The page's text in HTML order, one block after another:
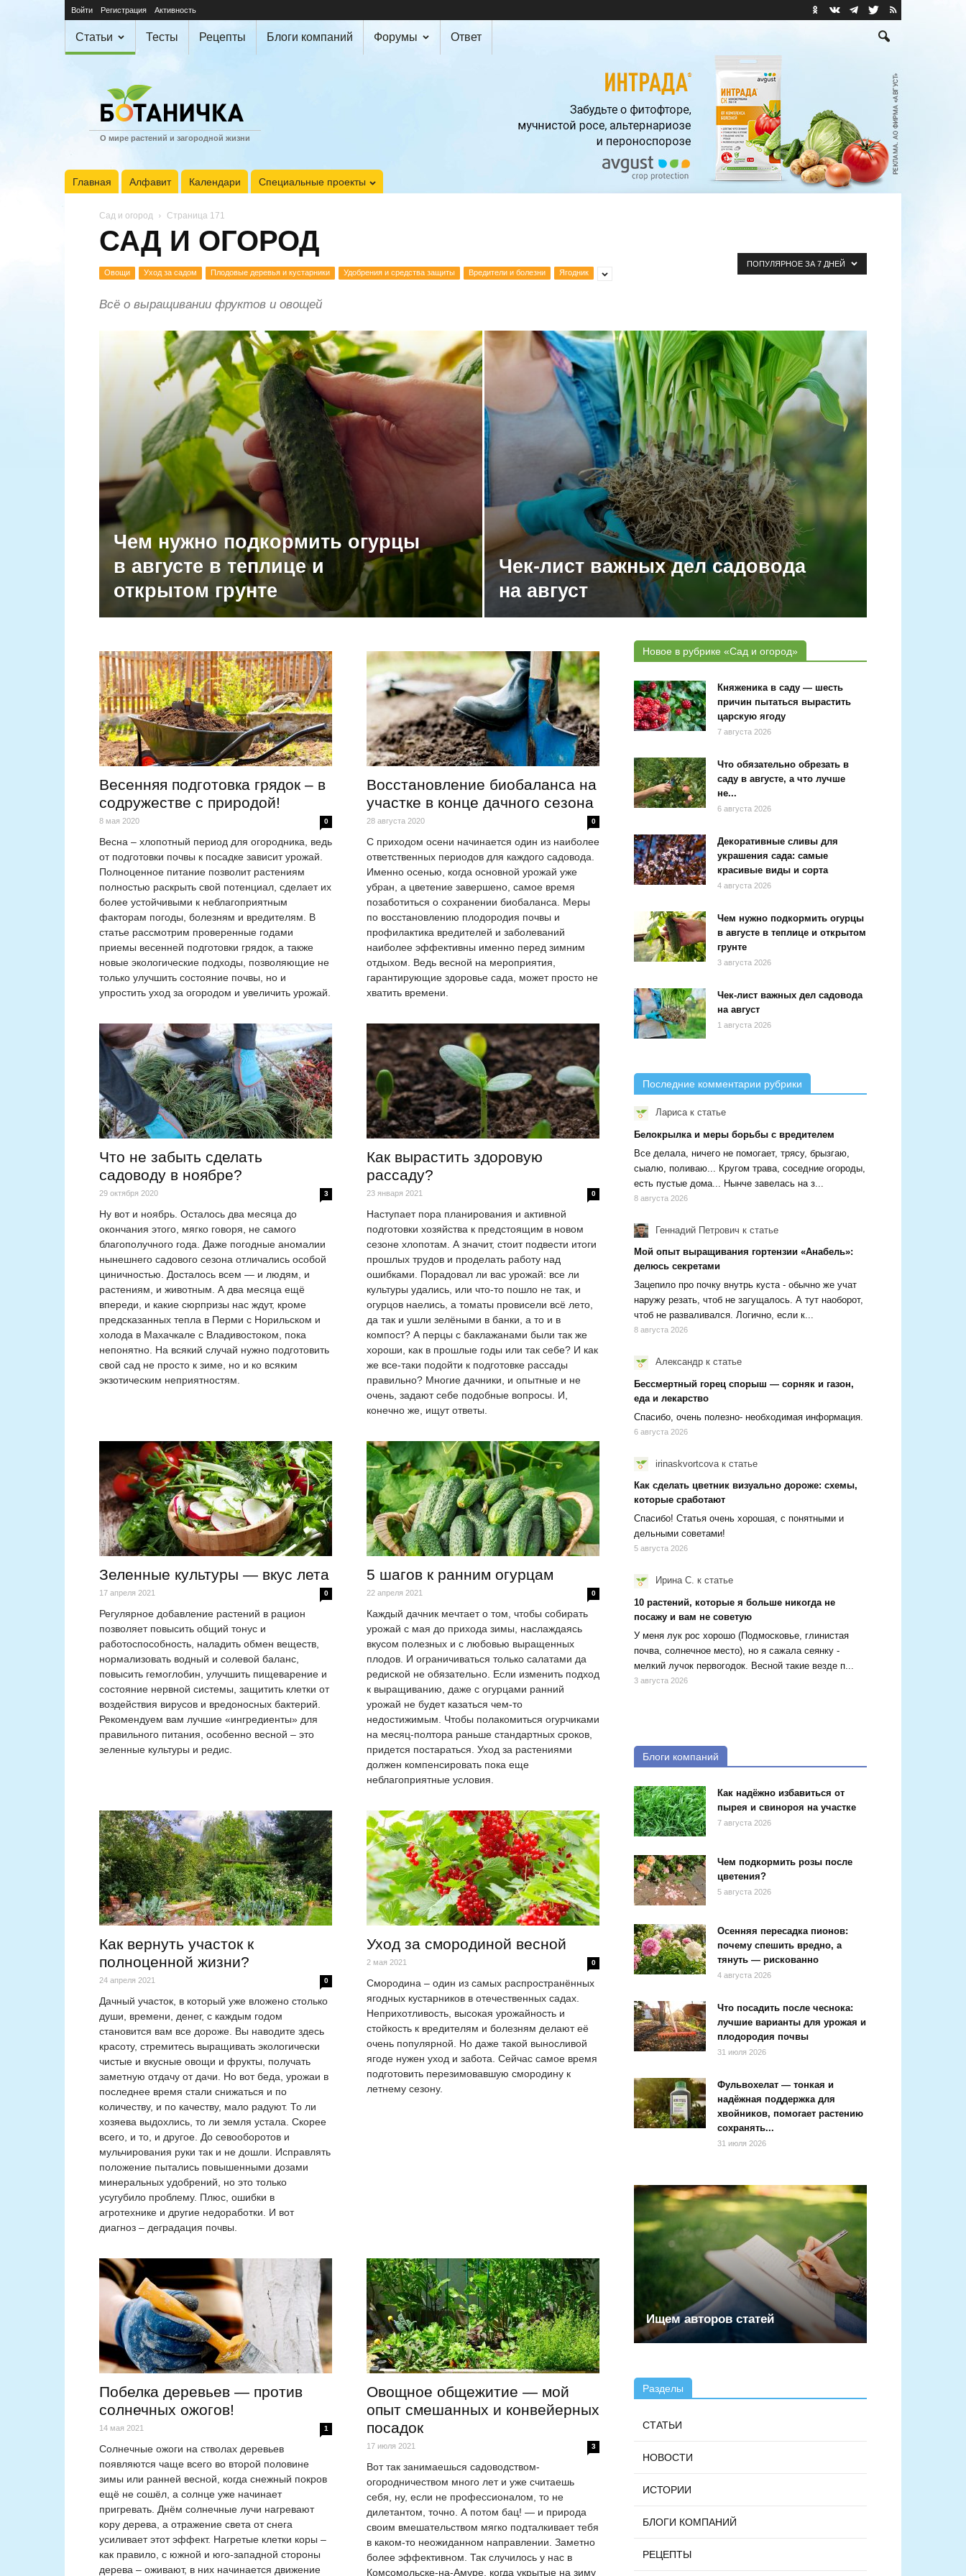
Войти Регистрация Активность
Статьи Тесты Рецепты Блоги компаний Форумы Ответ
О мире растений и загородной жизни
Главная Алфавит Календари Специальные проекты
Сад и огород Страница 171
САД И ОГОРОД
Овощи Уход за садом Плодовые деревья и кустарники Удобрения и средства защиты Вредители и болезни Ягодник
Всё о выращивании фруктов и овощей
ПОПУЛЯРНОЕ ЗА 7 ДНЕЙ
Чем нужно подкормить огурцы
в августе в теплице и
открытом грунте
Чек-лист важных дел садовода
на август
Весенняя подготовка грядок – в
содружестве с природой!
8 мая 2020 0
Весна – хлопотный период для огородника, ведь
от подготовки почвы к посадке зависит урожай.
Полноценное питание позволит растениям
полностью раскрыть свой потенциал, сделает их
более устойчивыми к неблагоприятным
факторам погоды, болезням и вредителям. В
статье рассмотрим проверенные годами
приемы весенней подготовки грядок, а также
новые экологические подходы, позволяющие не
только улучшить состояние почвы, но и
упростить уход за огородом и увеличить урожай.
Восстановление биобаланса на
участке в конце дачного сезона
28 августа 2020 0
С приходом осени начинается один из наиболее
ответственных периодов для каждого садовода.
Именно осенью, когда основной урожай уже
убран, а цветение завершено, самое время
позаботиться о сохранении биобаланса. Меры
по восстановлению плодородия почвы и
профилактика вредителей и заболеваний
наиболее эффективны именно перед зимним
отдыхом. Ведь весной на мероприятия,
гарантирующие здоровье сада, может просто не
хватить времени.
Что не забыть сделать
садоводу в ноябре?
29 октября 2020 3
Ну вот и ноябрь. Осталось два месяца до
окончания этого, мягко говоря, не самого
благополучного года. Даже погодные аномалии
нынешнего садового сезона отличались особой
циничностью. Досталось всем — и людям, и
растениям, и животным. А два месяца ещё
впереди, и какие сюрпризы нас ждут, кроме
предсказанных тепла в Перми с Норильском и
холода в Махачкале с Владивостоком, пока
непонятно. На всякий случай нужно подготовить
свой сад не просто к зиме, но и ко всяким
экзотическим неприятностям.
Как вырастить здоровую
рассаду?
23 января 2021 0
Наступает пора планирования и активной
подготовки хозяйства к предстоящим в новом
сезоне хлопотам. А значит, стоит подвести итоги
прошлых трудов и проделать работу над
ошибками. Порадовал ли вас урожай: все ли
культуры удались, или что-то пошло не так, и
огурцов наелись, а томаты провисели всё лето,
да так и ушли зелёными в банки, а то и в
компост? А перцы с баклажанами были так же
хороши, как в прошлые годы или так себе? И как
же все-таки подойти к подготовке рассады
правильно? Многие дачники, и опытные и не
очень, задают себе подобные вопросы. И,
конечно же, ищут ответы.
Зеленные культуры — вкус лета
17 апреля 2021 0
Регулярное добавление растений в рацион
позволяет повысить общий тонус и
работоспособность, наладить обмен веществ,
нормализовать водный и солевой баланс,
повысить гемоглобин, улучшить пищеварение и
состояние нервной системы, защитить клетки от
воздействия вирусов и вредоносных бактерий.
Рекомендуем вам лучшие «ингредиенты» для
правильного питания, особенно весной – это
зеленные культуры и редис.
5 шагов к ранним огурцам
22 апреля 2021 0
Каждый дачник мечтает о том, чтобы собирать
урожай с мая до прихода зимы, наслаждаясь
вкусом полезных и с любовью выращенных
плодов. И ограничиваться только салатами да
редиской не обязательно. Если изменить подход
к выращиванию, даже с огурцами ранний
урожай не будет казаться чем-то
недостижимым. Чтобы полакомиться огурчиками
на месяц-полтора раньше стандартных сроков,
придется постараться. Уход за растениями
должен компенсировать пока еще
неблагоприятные условия.
Как вернуть участок к
полноценной жизни?
24 апреля 2021 0
Дачный участок, в который уже вложено столько
души, времени, денег, с каждым годом
становится вам все дороже. Вы наводите здесь
красоту, стремитесь выращивать экологически
чистые и вкусные овощи и фрукты, получать
заметную отдачу от дачи. Но вот беда, урожаи в
последнее время стали снижаться и по
количеству, и по качеству, мало радуют. То ли
хозяева выдохлись, то ли земля устала. Скорее
всего, и то, и другое. До севооборотов и
мульчирования руки так и не дошли. Исправлять
положение пытались повышенными дозами
минеральных удобрений, но это только
усугубило проблему. Плюс, ошибки в
агротехнике и другие недоработки. И вот
диагноз – деградация почвы.
Уход за смородиной весной
2 мая 2021 0
Смородина – один из самых распространённых
ягодных кустарников в отечественных садах.
Неприхотливость, высокая урожайность и
стойкость к вредителям и болезням делают её
очень популярной. Но даже такой выносливой
ягоде нужен уход и забота. Сейчас самое время
подготовить перезимовавшую смородину к
летнему сезону.
Побелка деревьев — против
солнечных ожогов!
14 мая 2021 1
Солнечные ожоги на стволах деревьев
появляются чаще всего во второй половине
зимы или ранней весной, когда снежный покров
ещё не сошёл, а солнце уже начинает
пригревать. Днём солнечные лучи нагревают
кору дерева, а отражение света от снега
усиливает этот эффект. Нагретые клетки коры –
как правило, с южной и юго-западной стороны
дерева – оживают, в них начинается движение
Овощное общежитие — мой
опыт смешанных и конвейерных
посадок
17 июля 2021 3
Вот так занимаешься садоводством-
огородничеством много лет и уже считаешь
себя, ну, если не профессионалом, то не
дилетантом, точно. А потом бац! — и природа
своим вмешательством мягко подталкивает тебя
в каком-то неожиданном направлении. Заметно
более эффективном. Так случилось у нас в
Комсомольске-на-Амуре, когда укрытые на зиму
Новое в рубрике «Сад и огород»
Княженика в саду — шесть
причин пытаться вырастить
царскую ягоду
7 августа 2026
Что обязательно обрезать в
саду в августе, а что лучше
не...
6 августа 2026
Декоративные сливы для
украшения сада: самые
красивые виды и сорта
4 августа 2026
Чем нужно подкормить огурцы
в августе в теплице и открытом
грунте
3 августа 2026
Чек-лист важных дел садовода
на август
1 августа 2026
Последние комментарии рубрики
Ларисак статье
Белокрылка и меры борьбы с вредителем
Все делала, ничего не помогает, трясу, брызгаю,
сыалю, поливаю... Кругом трава, соседние огороды,
есть пустые дома... Нынче завелась на з...
8 августа 2026
Геннадий Петрович к статье
Мой опыт выращивания гортензии «Анабель»:
делюсь секретами
Зацепило про почку внутрь куста - обычно же учат
наружу резать, чтоб не загущалось. А тут наоборот,
чтоб не разваливался. Логично, если к...
8 августа 2026
Александр к статье
Бессмертный горец спорыш — сорняк и газон,
еда и лекарство
Спасибо, очень полезно- необходимая информация.
6 августа 2026
irinaskvortcova к статье
Как сделать цветник визуально дороже: схемы,
которые сработают
Спасибо! Статья очень хорошая, с понятными и
дельными советами!
5 августа 2026
Ирина С. к статье
10 растений, которые я больше никогда не
посажу и вам не советую
У меня лук рос хорошо (Подмосковье, глинистая
почва, солнечное место), но я сажала сеянку -
мелкий лучок первогодок. Весной такие везде п...
3 августа 2026
Блоги компаний
Как надёжно избавиться от
пырея и свинороя на участке
7 августа 2026
Чем подкормить розы после
цветения?
5 августа 2026
Осенняя пересадка пионов:
почему спешить вредно, а
тянуть — рискованно
4 августа 2026
Что посадить после чеснока:
лучшие варианты для урожая и
плодородия почвы
31 июля 2026
Фульвохелат — тонкая и
надёжная поддержка для
хвойников, помогает растению
сохранять...
31 июля 2026
Ищем авторов статей
Разделы
СТАТЬИ
НОВОСТИ
ИСТОРИИ
БЛОГИ КОМПАНИЙ
РЕЦЕПТЫ